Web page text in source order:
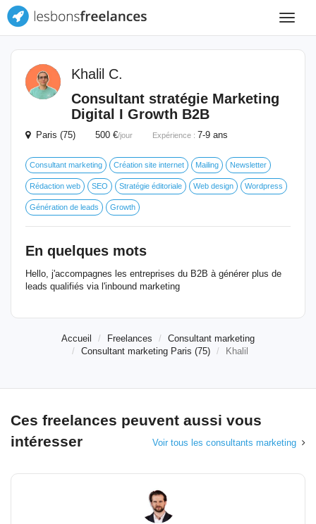
Toggle
Khalil C.
Consultant stratégie Marketing
Digital I Growth B2B
Paris (75) 500 €/jour Expérience : 7-9 ans
Consultant marketing Création site internet Mailing Newsletter
Rédaction web SEO Stratégie éditoriale Web design Wordpress
Génération de leads Growth
En quelques mots
Hello, j'accompagnes les entreprises du B2B à générer plus de
leads qualifiés via l'inbound marketing
Accueil Freelances
Consultant marketing
Consultant marketing Paris (75)
Khalil
Ces freelances peuvent aussi vous
intéresser
Voir tous les consultants marketing